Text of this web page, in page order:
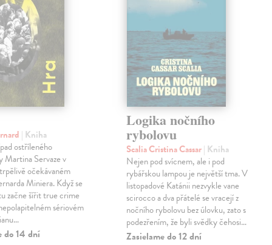
| Kniha
ostříleného
Martina Servaze v
očekávaném
Miniera. Když se
začne šířit true crime
sériovém
do 14 dní
Logika nočního
rybolovu
Scalia Cristina Cassar| Kniha
Nejen pod svícnem, ale i pod
rybářskou lampou je největší tma. V
listopadové Katánii nezvykle vane
scirocco a dva přátelé se vracejí z
nočního rybolovu bez úlovku, zato s
podezřením, že byli svědky čehosi…
Zasielame do 12 dní